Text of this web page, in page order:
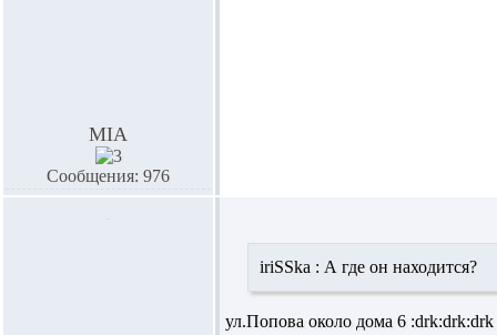
MIA
Сообщения: 976
iriSSka : А где он находится?
ул.Попова около дома 6 :drk:drk:drk